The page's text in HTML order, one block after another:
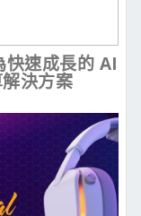
速成長的 AI
決方案